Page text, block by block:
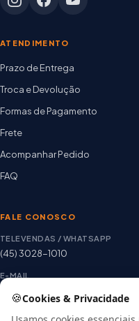
ATENDIMENTO
Prazo de Entrega
Troca e Devolução
Formas de Pagamento
Frete
Acompanhar Pedido
FAQ
FALE CONOSCO
TELEVENDAS / WHATSAPP
(45) 3028-1010
E-MAIL
🍪Cookies & Privacidade